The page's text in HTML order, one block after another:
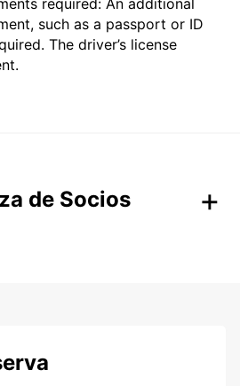
required: An additional
such as a passport or ID
The driver’s license
de Socios